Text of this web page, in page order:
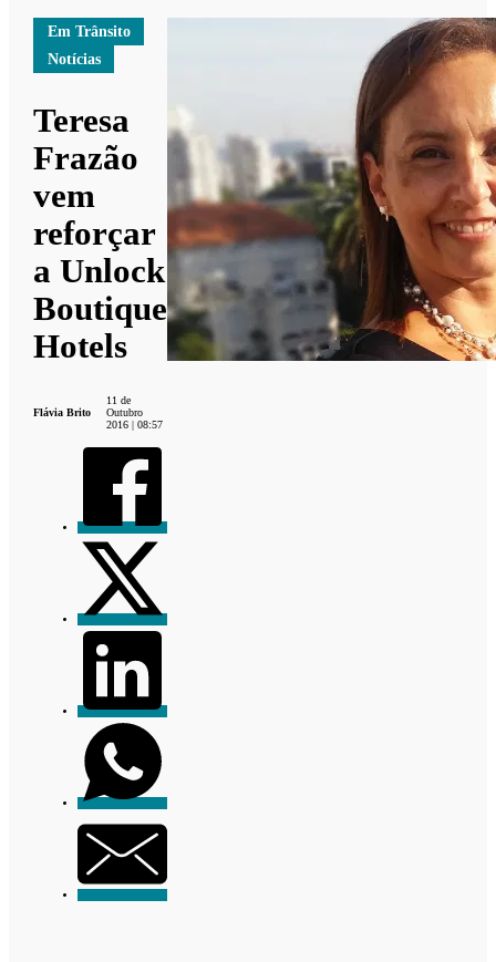
Em Trânsito
Notícias
Teresa
Frazão
vem
reforçar
a Unlock
Boutique
Hotels
Flávia Brito
11 de
Outubro
2016 | 08:57